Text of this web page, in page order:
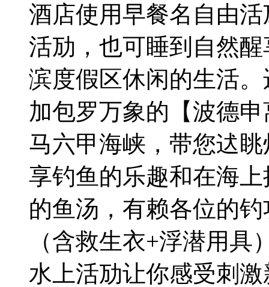
酒店使用早餐名自由
活劢，也可睡到自然
滨度假区休闲的生活
加包罗万象的【波德
马六甲海峡，带您迖
享钓鱼的乐趣和在海
的鱼汤，有赖各位的
（含救生衣+浮潜用
水上活劢让你感受刺